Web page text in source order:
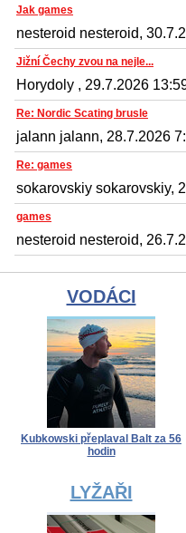
Jak games
nesteroid nesteroid,
Jižní Čechy zvou na nejle...
Horydoly , 29.7.2026
Re: Nordic Scating brusle
jalann jalann, 28.7.2026
Re: games
sokarovskiy sokarovskiy,
games
nesteroid nesteroid,
VODÁCI
Kubkowski přeplaval Balt za 56
hodin
LYŽAŘI